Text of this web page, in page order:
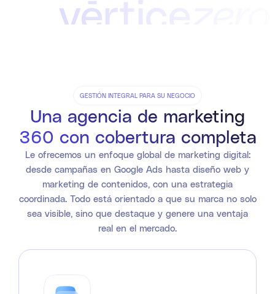
GESTIÓN INTEGRAL PARA SU NEGOCIO
Una agencia de marketing
360 con cobertura completa
Le ofrecemos un enfoque global de marketing digital:
desde campañas en Google Ads hasta diseño web y
marketing de contenidos, con una estrategia
coordinada. Todo está orientado a que su marca no solo
sea visible, sino que destaque y genere una ventaja
real en el mercado.